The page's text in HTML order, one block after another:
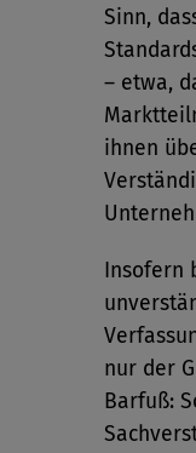
Sinn,
– etwa,
ihnen
Insofern
nur der
Barfuß: